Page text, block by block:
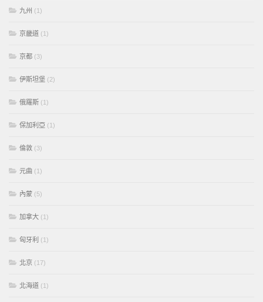
九州 (1)
京畿道 (1)
京都 (3)
伊斯坦堡 (2)
俄羅斯 (1)
保加利亞 (1)
倫敦 (3)
元曲 (1)
內蒙 (5)
加拿大 (1)
匈牙利 (1)
北京 (17)
北海道 (1)